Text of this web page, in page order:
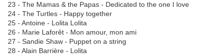
23 - The Mamas & the Papas - Dedicated to the one I love
24 - The Turtles - Happy together
25 - Antoine - Lolita Lolita
26 - Marie Laforêt - Mon amour, mon ami
27 - Sandie Shaw - Puppet on a string
28 - Alain Barrière - Lolita